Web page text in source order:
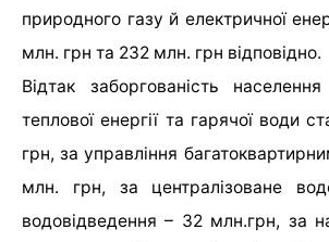
природного газу й електричної
млн. грн та 232 млн. грн відповідно.
Відтак заборгованість
теплової енергії та гарячої води
грн, за управління
млн. грн, за централізоване
водовідведення – 32 млн.грн, за